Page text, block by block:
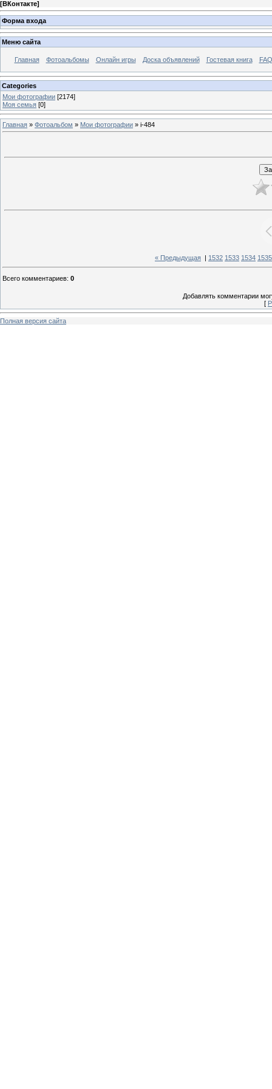
[ВКонтакте]
Форма входа
Меню сайта
Главная Фотоальбомы Онлайн игры Доска объявлений Гостевая книга
Categories
Мои фотографии [2174]
Моя семья [0]
Главная » Фотоальбом » Мои фотографии » i-484
« Предыдущая 1532 1533 1534 1535
Всего комментариев: 0
Добавлять комментарии
[
Полная версия сайта